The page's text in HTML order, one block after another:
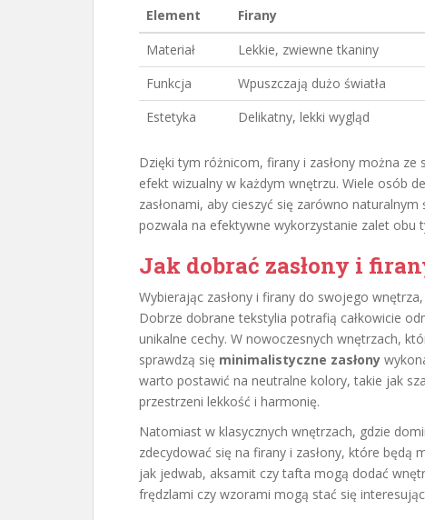
Element Firany
Materiał
Lekkie, zwiewne tkaniny
Funkcja
Wpuszczają dużo światła
Estetyka
Delikatny, lekki wygląd
Dzięki tym różnicom, firany i zasłony można ze
efekt wizualny w każdym wnętrzu. Wiele osób
zasłonami, aby cieszyć się zarówno
pozwala na efektywne wykorzystanie zalet obu
Jak dobrać zasłony i
Wybierając zasłony i firany do swojego
Dobrze dobrane tekstylia potrafią całkowicie
unikalne cechy. W nowoczesnych wnętrzach,
sprawdzą się minimalistyczne zasłony
warto postawić na neutralne kolory, takie jak
przestrzeni lekkość i harmonię.
Natomiast w klasycznych wnętrzach, gdzie
zdecydować się na firany i zasłony, które będą
jak jedwab, aksamit czy tafta mogą dodać
frędzlami czy wzorami mogą stać się